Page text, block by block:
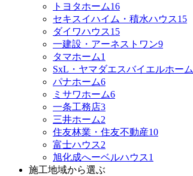
トヨタホーム16
セキスイハイム・積水ハウス15
ダイワハウス15
一建設・アーネストワン9
タマホーム1
SxL・ヤマダエスバイエルホーム
パナホーム6
ミサワホーム6
一条工務店3
三井ホーム2
住友林業・住友不動産10
富士ハウス2
旭化成へーベルハウス1
施工地域から選ぶ